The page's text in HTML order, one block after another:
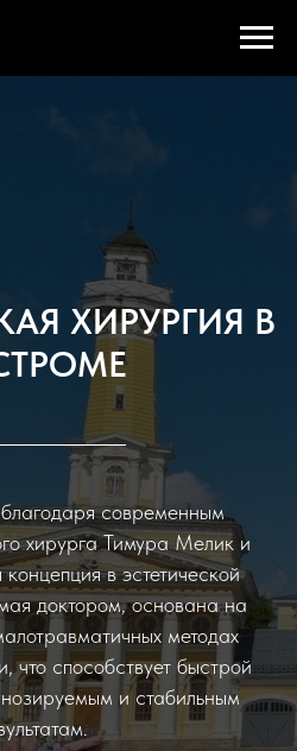
ХИРУРГИЯ В
современным
хирурга Тимура Мелик и
в эстетической
доктором, основана на
методах
что способствует быстрой
и стабильным